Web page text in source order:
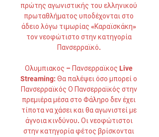
πρώτης αγωνιστικής του ελληνικού
πρωταθλήματος υποδέχονται στο
άδειο λόγω τιμωρίας «Καραϊσκάκη»
τον νεοφώτιστο στην κατηγορία
Πανσερραϊκό.
Ολυμπιακος – Πανσερραϊκος Live
Streaming: Θα παλέψει όσο μπορεί ο
Πανσερραϊκός Ο Πανσερραϊκός στην
πρεμιέρα μέσα στο Φάληρο δεν έχει
τίποτα να χάσει και θα αγωνιστεί με
άγνοια κινδύνου. Οι νεοφώτιστοι
στην κατηγορία φέτος βρίσκονται